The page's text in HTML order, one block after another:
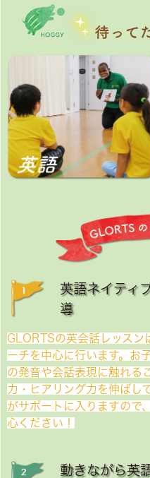
英語ネイティ
導
GLORTSの英会話レッスン
ーチを中心に行います。お
の発音や会話表現に触れる
力・ヒアリング力を伸ばし
がサポートに入りますので
心ください！
動きながら英